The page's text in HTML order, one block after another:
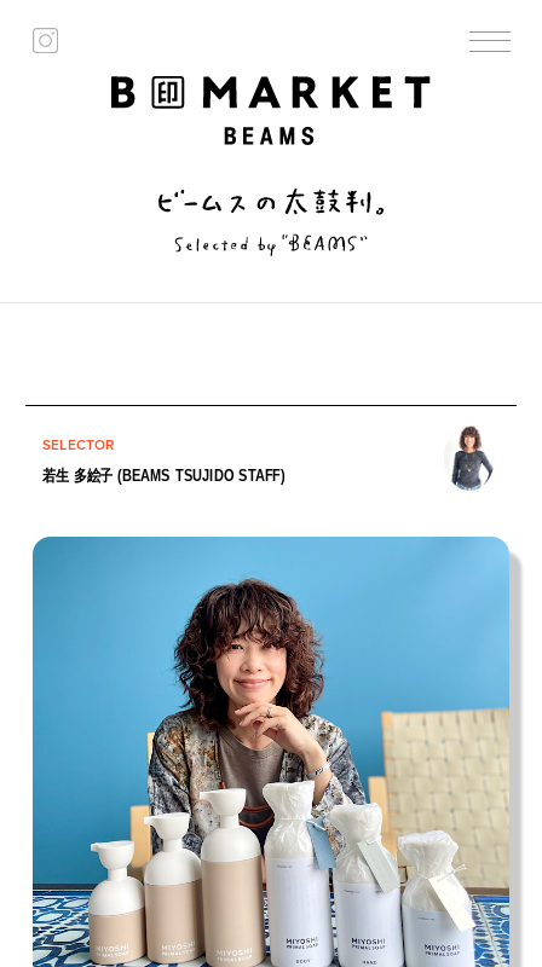
SELECTOR
若生 多絵子 (BEAMS TSUJIDO STAFF)
私の偏愛話、聞いていってくれませんか？
B印的太鼓判マップ